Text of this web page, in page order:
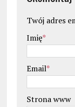
Twój adres
Imię*
Email*
Strona www